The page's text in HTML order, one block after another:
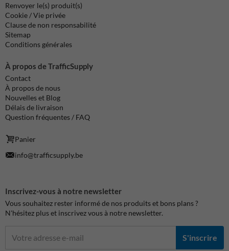
Renvoyer le(s) produit(s)
Cookie / Vie privée
Clause de non responsabilité
Sitemap
Conditions générales
À propos de TrafficSupply
Contact
À propos de nous
Nouvelles et Blog
Délais de livraison
Question fréquentes / FAQ
Panier
info@trafficsupply.be
Inscrivez-vous à notre newsletter
Vous souhaitez rester informé de nos produits et bons plans ?
N'hésitez plus et inscrivez vous à notre newsletter.
S'inscrire